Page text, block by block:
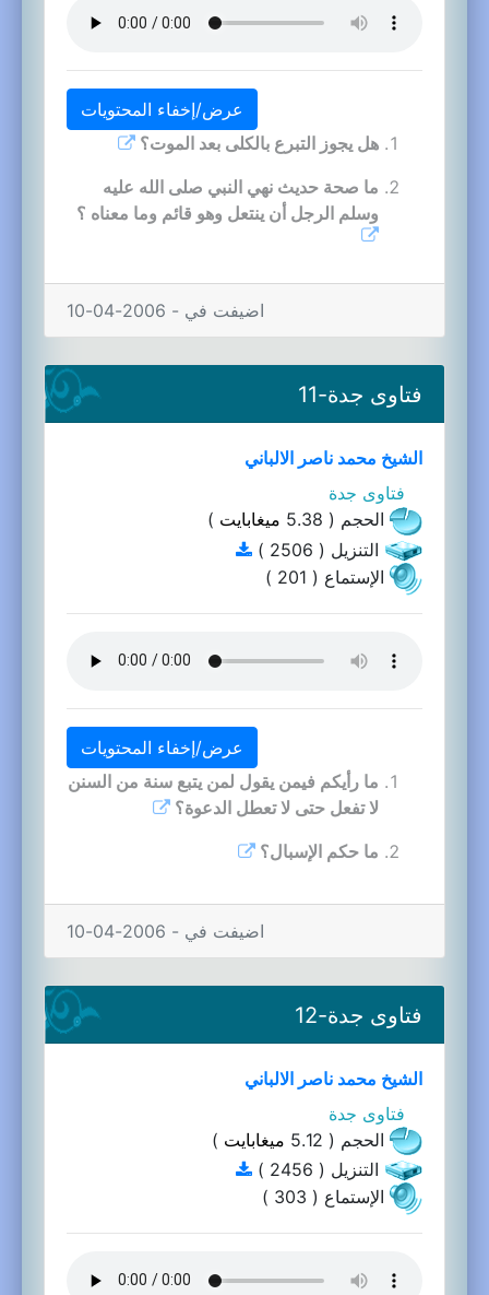
عرض/إخفاء المحتويات
هل يجوز التبرع بالكلى بعد الموت؟
ما صحة حديث نهي النبي صلى الله عليه
وسلم الرجل أن ينتعل وهو قائم وما معناه ؟
اضيفت في - 2006-04-10
فتاوى جدة-11
الشيخ محمد ناصر الالباني
فتاوى جدة
الحجم ( 5.38
ميغابايت )
التنزيل ( 2506 )
الإستماع ( 201 )
عرض/إخفاء المحتويات
ما رأيكم فيمن يقول لمن يتبع سنة من السنن
لا تفعل حتى لا تعطل الدعوة؟
ما حكم الإسبال؟
اضيفت في - 2006-04-10
فتاوى جدة-12
الشيخ محمد ناصر الالباني
فتاوى جدة
الحجم ( 5.12
ميغابايت )
التنزيل ( 2456 )
الإستماع ( 303 )